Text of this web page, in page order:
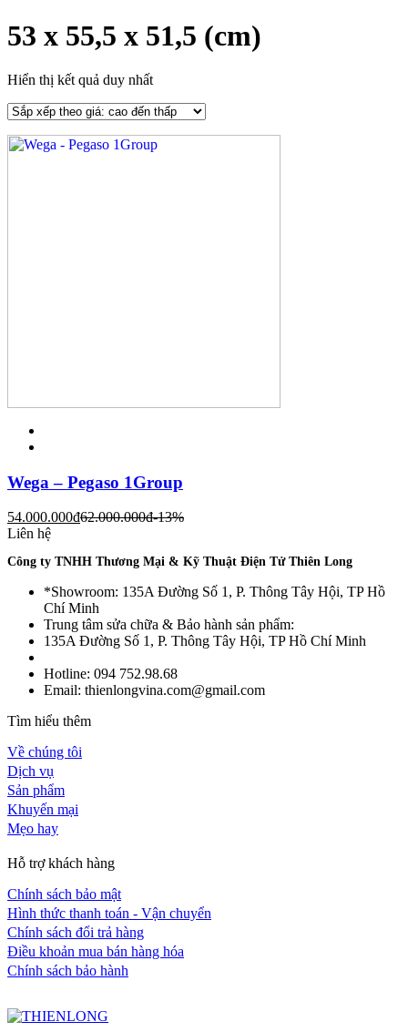
53 x 55,5 x 51,5 (cm)
Hiển thị kết quả duy nhất
Wega – Pegaso 1Group
54.000.000đ62.000.000đ-13%
Liên hệ
Công ty TNHH Thương Mại & Kỹ Thuật Điện Tử Thiên Long
*Showroom: 135A Đường Số 1, P. Thông Tây Hội, TP Hồ
Chí Minh
Trung tâm sửa chữa & Bảo hành sản phẩm:
135A Đường Số 1, P. Thông Tây Hội, TP Hồ Chí Minh
Hotline: 094 752.98.68
Email: thienlongvina.com@gmail.com
Tìm hiểu thêm
Về chúng tôi
Dịch vụ
Sản phẩm
Khuyến mại
Mẹo hay
Hỗ trợ khách hàng
Chính sách bảo mật
Hình thức thanh toán - Vận chuyển
Chính sách đổi trả hàng
Điều khoản mua bán hàng hóa
Chính sách bảo hành